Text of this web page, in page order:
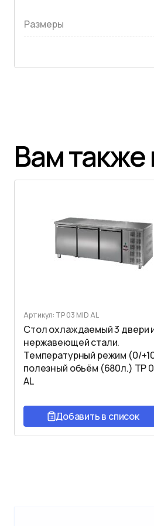
Размеры
Вам
Артикул: TP 03 MID AL
Стол охлаждаемый 3 двери
нержавеющей стали.
Температурный режим (0/
полезный обьём (680л.) TP
AL
Добавить в список